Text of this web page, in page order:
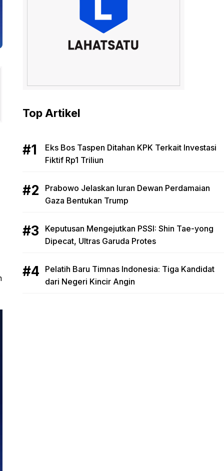
Top Artikel
Eks Bos Taspen Ditahan KPK Terkait Investasi
Fiktif Rp1 Triliun
Prabowo Jelaskan Iuran Dewan Perdamaian
Gaza Bentukan Trump
Keputusan Mengejutkan PSSI: Shin Tae-yong
Dipecat, Ultras Garuda Protes
Pelatih Baru Timnas Indonesia: Tiga Kandidat
dari Negeri Kincir Angin